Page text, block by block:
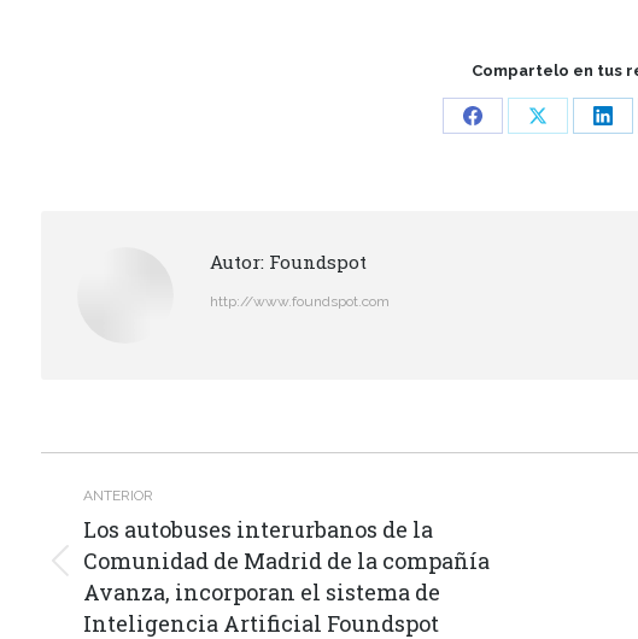
Compartelo en tus
Share
Share
Autor:Foundspot
http://www.foundspot.com
Navegación
entre
publicaciones
ANTERIOR
Publicación
anterior:
Los autobuses interurbanos de la
Comunidad de Madrid de la compañía
Avanza, incorporan el sistema de
Inteligencia Artificial Foundspot